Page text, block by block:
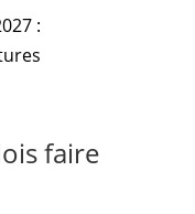
:
faire